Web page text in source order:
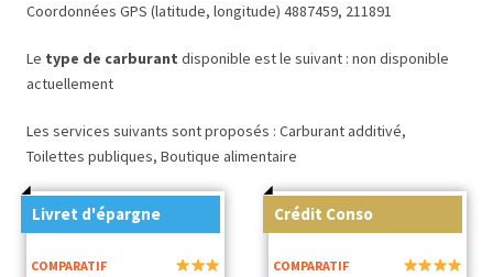
Coordonnées GPS (latitude, longitude) 4887459, 211891
Le type de carburant disponible est le suivant : non disponible
actuellement
Les services suivants sont proposés : Carburant additivé,
Toilettes publiques, Boutique alimentaire
Livret d'épargne
COMPARATIF
Crédit Conso
COMPARATIF